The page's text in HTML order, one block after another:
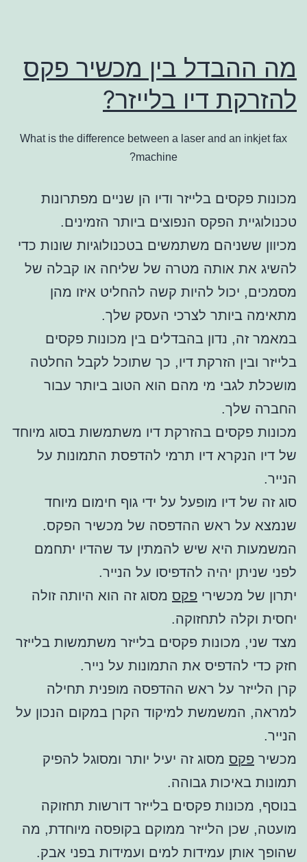
מה ההבדל בין מכשיר פקס
להזרקת דיו בלייזר?
What is the difference between a laser and an inkjet fax
machine?
מכונות פקסים בלייזר ודיו הן שניים מפתרונות
טכנולוגיית הפקס הנפוצים ביותר הזמינים.
מכיוון ששניהם משתמשים בטכנולוגיות שונות כדי
להשיג את אותה מטרה של שליחה או קבלה של
מסמכים, יכול להיות קשה להחליט איזו מהן
מתאימה ביותר לצרכי העסק שלך.
במאמר זה, נדון בהבדלים בין מכונות פקסים
בלייזר ובין הזרקת דיו, כך שתוכל לקבל החלטה
מושכלת לגבי מי מהם הוא הטוב ביותר עבור
החברה שלך.
מכונות פקסים בהזרקת דיו משתמשות בסוג מיוחד
של דיו הנקרא דיו תרמי להדפסת התמונות על
הנייר.
סוג זה של דיו מופעל על ידי גוף חימום מיוחד
שנמצא על ראש ההדפסה של מכשיר הפקס.
המשמעות היא שיש להמתין עד שהדיו יתחמם
לפני שניתן יהיה להדפיסו על הנייר.
יתרון של מכשירי פקס מסוג זה הוא היותה זולה
יחסית וקלה לתחזוקה.
מצד שני, מכונות פקסים בלייזר משתמשות בלייזר
חזק כדי להדפיס את התמונות על נייר.
קרן הלייזר על ראש ההדפסה מופנית תחילה
למראה, המשמשת למיקוד הקרן במקום הנכון על
הנייר.
מכשיר פקס מסוג זה יעיל יותר ומסוגל להפיק
תמונות באיכות גבוהה.
בנוסף, מכונות פקסים בלייזר דורשות תחזוקה
מועטה, שכן הלייזר ממוקם בקופסה מיוחדת, מה
שהופך אותן עמידות למים ועמידות בפני אבק.